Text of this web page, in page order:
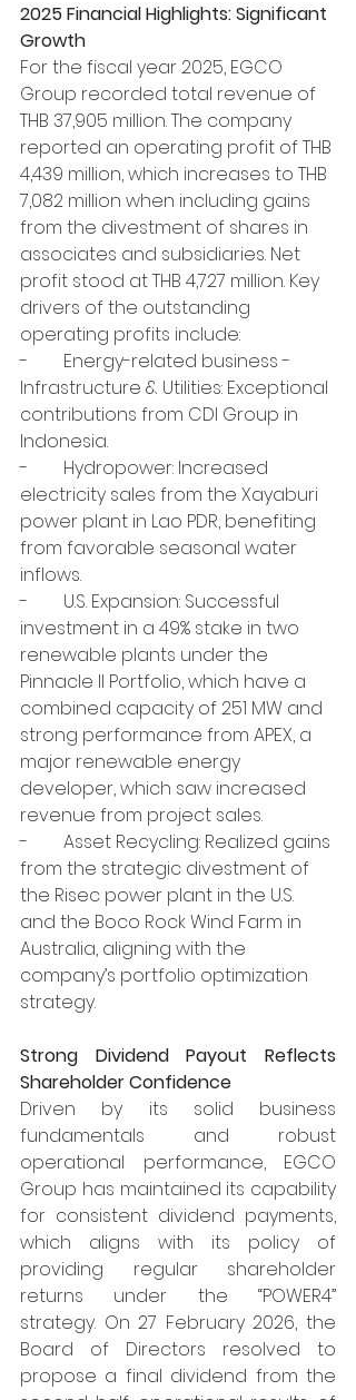
2025 Financial Highlights: Significant
Growth
For the fiscal year 2025, EGCO
Group recorded total revenue of
THB 37,905 million. The company
reported an operating profit of THB
4,439 million, which increases to THB
7,082 million when including gains
from the divestment of shares in
associates and subsidiaries. Net
profit stood at THB 4,727 million. Key
drivers of the outstanding
operating profits include:
-        Energy-related business -
Infrastructure & Utilities: Exceptional
contributions from CDI Group in
Indonesia.
-        Hydropower: Increased
electricity sales from the Xayaburi
power plant in Lao PDR, benefiting
from favorable seasonal water
inflows.
-        U.S. Expansion: Successful
investment in a 49% stake in two
renewable plants under the
Pinnacle II Portfolio, which have a
combined capacity of 251 MW and
strong performance from APEX, a
major renewable energy
developer, which saw increased
revenue from project sales.
-        Asset Recycling: Realized gains
from the strategic divestment of
the Risec power plant in the U.S.
and the Boco Rock Wind Farm in
Australia, aligning with the
company’s portfolio optimization
strategy.
Strong Dividend Payout Reflects
Shareholder Confidence
Driven by its solid business
fundamentals and robust
operational performance, EGCO
Group has maintained its capability
for consistent dividend payments,
which aligns with its policy of
providing regular shareholder
returns under the “POWER4”
strategy. On 27 February 2026, the
Board of Directors resolved to
propose a final dividend from the